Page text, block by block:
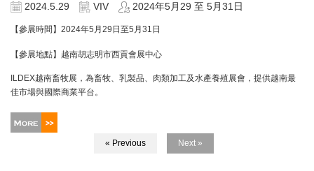
2024.5.29 VIV 2024年5月29 至 5月31日
【參展時間】2024年5月29日至5月31日
【參展地點】越南胡志明市西貢會展中心
ILDEX越南畜牧展，為畜牧、乳製品、肉類加工及水產養殖展會，提供越南最
佳市場與國際商業平台。
« Previous Next »